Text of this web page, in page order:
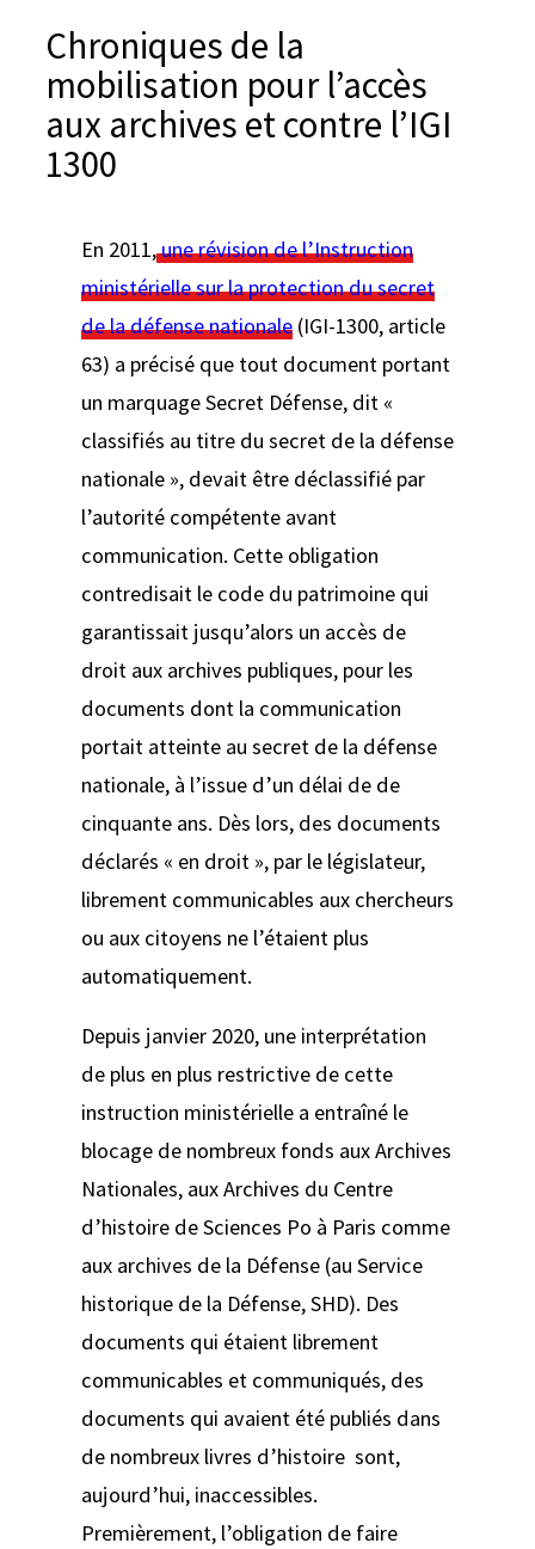
r
Chroniques de la
mobilisation pour l’accès
aux archives et contre l’IGI
1300
En 2011,une révision de l’Instruction
ministérielle sur la protection du secret
de la défense nationale (IGI-1300, article
63) a précisé que tout document portant
un marquage Secret Défense, dit «
classifiés au titre du secret de la défense
nationale », devait être déclassifié par
l’autorité compétente avant
communication. Cette obligation
contredisait le code du patrimoine qui
garantissait jusqu’alors un accès de
droit aux archives publiques, pour les
documents dont la communication
portait atteinte au secret de la défense
nationale, à l’issue d’un délai de de
cinquante ans. Dès lors, des documents
déclarés « en droit », par le législateur,
librement communicables aux chercheurs
ou aux citoyens ne l’étaient plus
automatiquement.
Depuis janvier 2020, une interprétation
de plus en plus restrictive de cette
instruction ministérielle a entraîné le
blocage de nombreux fonds aux Archives
Nationales, aux Archives du Centre
d’histoire de Sciences Po à Paris comme
aux archives de la Défense (au Service
historique de la Défense, SHD). Des
documents qui étaient librement
communicables et communiqués, des
documents qui avaient été publiés dans
de nombreux livres d’histoire sont,
aujourd’hui, inaccessibles.
Premièrement, l’obligation de faire